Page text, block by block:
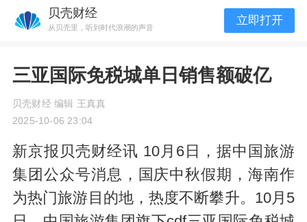
贝壳财经
从贝壳里，听到时代浪潮的声音
立即打开
三亚国际免税城单日销售额破亿
贝壳财经 编辑 王真真
2025-10-06 23:04
新京报贝壳财经讯 10月6日，据中国旅游
集团公众号消息，国庆中秋假期，海南作
为热门旅游目的地，热度不断攀升。10月5